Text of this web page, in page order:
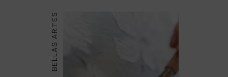
BELLAS ARTES